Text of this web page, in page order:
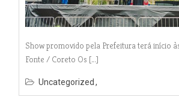
Show promovido pela Prefeitura terá início
Fonte / Coreto Os […]
Uncategorized